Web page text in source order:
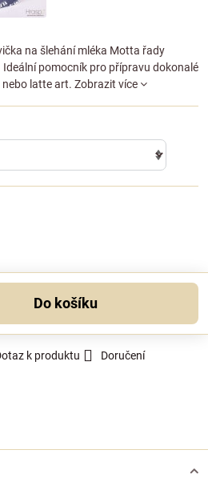
na šlehání mléka Motta řady
Ideální pomocník pro přípravu dokonalé
nebo latte art. Zobrazit více
Do košíku
k produktu Doručení